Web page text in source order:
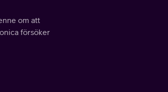
om att
försöker